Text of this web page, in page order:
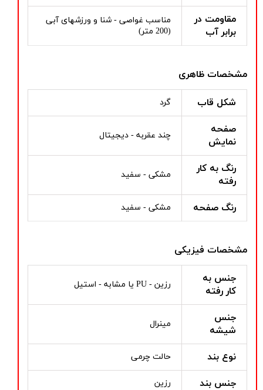
مقاومت در
برابر آب
مناسب غواصی - شنا و ورزشهای آبی
(200 متر)
مشخصات ظاهری
شکل قاب گرد
صفحه
نمایش
چند عقربه - دیجیتال
رنگ به کار
رفته
مشکی - سفید
رنگ صفحه مشکی - سفید
مشخصات فیزیکی
جنس به
کار رفته
رزین - PU یا مشابه - استیل
جنس
شیشه
مینرال
نوع بند حالت چرمی
جنس بند رزین